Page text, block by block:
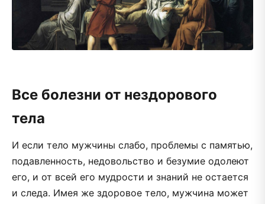
Все болезни от нездорового
тела
И если тело мужчины слабо, проблемы с памятью,
подавленность, недовольство и безумие одолеют
его, и от всей его мудрости и знаний не остается
и следа. Имея же здоровое тело, мужчина может